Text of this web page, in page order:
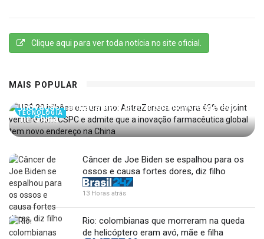
Clique aqui para ver toda notícia no site oficial.
MAIS POPULAR
TECNOLOGIA
US$ 20 bilhões em um ano: AstraZeneca compra
inovação farmacêutica global tem novo endereço
na China
Câncer de Joe Biden se espalhou para os
ossos e causa fortes dores, diz filho
13 Horas atrás
Rio: colombianas que morreram na queda
de helicóptero eram avó, mãe e filha